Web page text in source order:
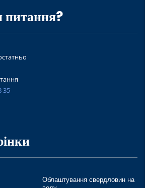
35
Облаштування свердловин на